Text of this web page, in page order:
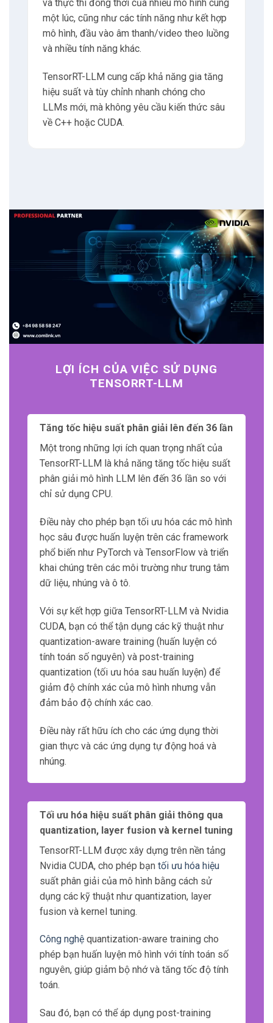
và thực thi đồng thời của nhiều mô hình cùng
một lúc, cũng như các tính năng như kết hợp
mô hình, đầu vào âm thanh/video theo luồng
và nhiều tính năng khác.
TensorRT-LLM cung cấp khả năng gia tăng
hiệu suất và tùy chỉnh nhanh chóng cho
LLMs mới, mà không yêu cầu kiến thức sâu
về C++ hoặc CUDA.
LỢI ÍCH CỦA VIỆC SỬ DỤNG
TENSORRT-LLM
Tăng tốc hiệu suất phân giải lên đến 36 lần
Một trong những lợi ích quan trọng nhất của
TensorRT-LLM là khả năng tăng tốc hiệu suất
phân giải mô hình LLM lên đến 36 lần so với
chỉ sử dụng CPU.
Điều này cho phép bạn tối ưu hóa các mô hình
học sâu được huấn luyện trên các framework
phổ biến như PyTorch và TensorFlow và triển
khai chúng trên các môi trường như trung tâm
dữ liệu, nhúng và ô tô.
Với sự kết hợp giữa TensorRT-LLM và Nvidia
CUDA, bạn có thể tận dụng các kỹ thuật như
quantization-aware training (huấn luyện có
tính toán số nguyên) và post-training
quantization (tối ưu hóa sau huấn luyện) để
giảm độ chính xác của mô hình nhưng vẫn
đảm bảo độ chính xác cao.
Điều này rất hữu ích cho các ứng dụng thời
gian thực và các ứng dụng tự động hoá và
nhúng.
Tối ưu hóa hiệu suất phân giải thông qua
quantization, layer fusion và kernel tuning
TensorRT-LLM được xây dựng trên nền tảng
Nvidia CUDA, cho phép bạn tối ưu hóa hiệu
suất phân giải của mô hình bằng cách sử
dụng các kỹ thuật như quantization, layer
fusion và kernel tuning.
Công nghệ quantization-aware training cho
phép bạn huấn luyện mô hình với tính toán số
nguyên, giúp giảm bộ nhớ và tăng tốc độ tính
toán.
Sau đó, bạn có thể áp dụng post-training